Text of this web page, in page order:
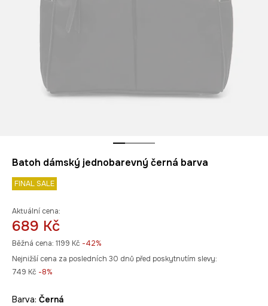
Batoh dámský jednobarevný černá barva
FINAL SALE
Aktuální cena:
689 Kč
Běžná cena: 1199 Kč -42%
Nejnižší cena za posledních 30 dnů před poskytnutím slevy:
749 Kč -8%
Barva: černá